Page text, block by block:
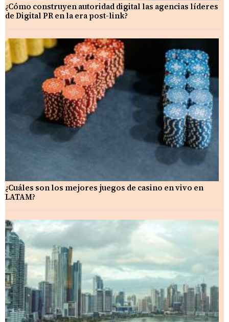
¿Cómo construyen autoridad digital las agencias líderes
de Digital PR en la era post-link?
¿Cuáles son los mejores juegos de casino en vivo en
LATAM?